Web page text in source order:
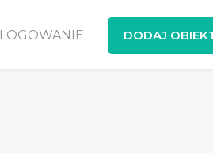
LOGOWANIE DODAJ